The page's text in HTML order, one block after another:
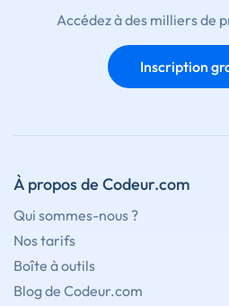
Accédez à des milliers de
Inscription
À propos de Codeur.com
Qui sommes-nous ?
Nos tarifs
Boîte à outils
Blog de Codeur.com